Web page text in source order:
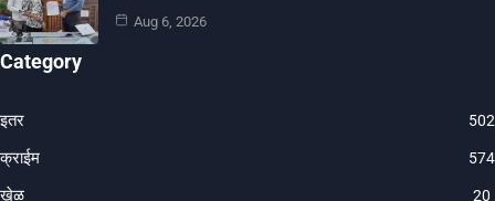
Aug 6, 2026
Category
इतर 502
क्राईम 574
खेळ 20